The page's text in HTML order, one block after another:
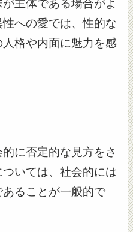
主体である場合がよ
への愛では、性的な
格や内面に魅力を感
に否定的な見方をさ
いては、社会的には
ることが一般的で